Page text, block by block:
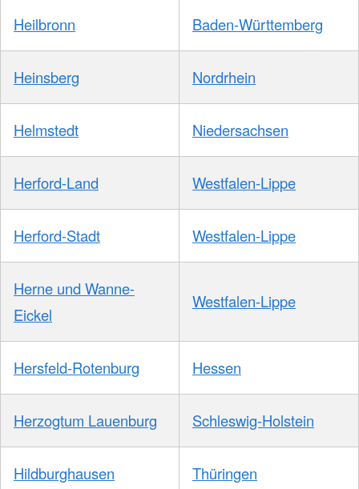
Heilbronn Baden-Württemberg
Heinsberg Nordrhein
Helmstedt Niedersachsen
Herford-Land Westfalen-Lippe
Herford-Stadt Westfalen-Lippe
Herne und Wanne-
Eickel
Westfalen-Lippe
Hersfeld-Rotenburg Hessen
Herzogtum Lauenburg Schleswig-Holstein
Hildburghausen Thüringen